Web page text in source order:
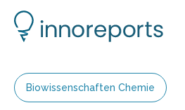
Biowissenschaften Chemie